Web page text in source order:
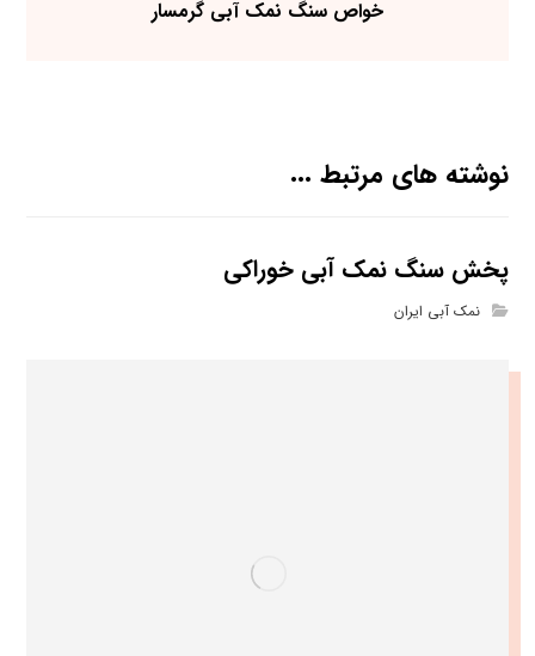
خواص سنگ نمک آبی گرمسار
نوشته های مرتبط ...
پخش سنگ نمک آبی خوراکی
نمک آبی ایران